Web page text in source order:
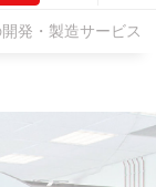
発・製造サービス